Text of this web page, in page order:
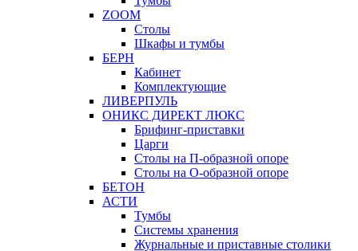
ZOOM
Столы
Шкафы и тумбы
БЕРН
Кабинет
Комплектующие
ЛИВЕРПУЛЬ
ОНИКС ДИРЕКТ ЛЮКС
Брифинг-приставки
Царги
Столы на П-образной опоре
Столы на О-образной опоре
БЕТОН
АСТИ
Тумбы
Системы хранения
Журнальные и приставные столики